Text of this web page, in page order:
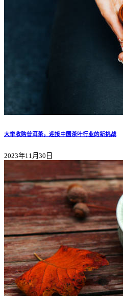
大举收购普洱茶，迎接中国茶叶行业的新挑战
2023年11月30日